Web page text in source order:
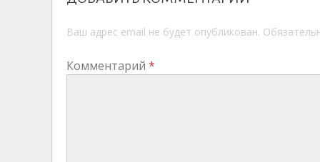
Ваш адрес email не будет опубликован.
Комментарий *